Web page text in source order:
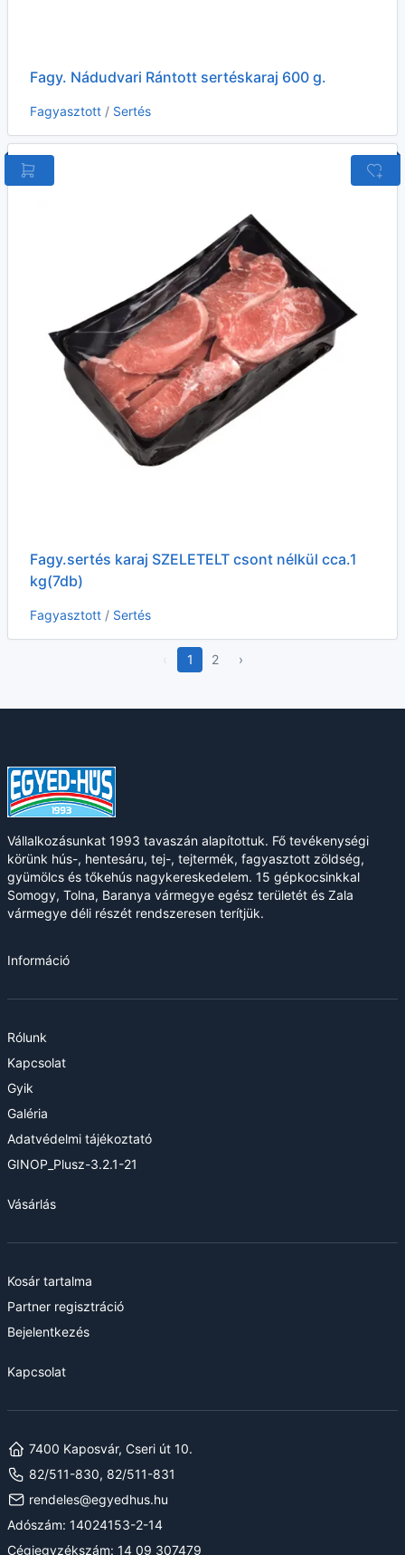
Fagy. Nádudvari Rántott sertéskaraj 600 g.
Fagyasztott / Sertés
Fagy.sertés karaj SZELETELT csont nélkül cca.1
kg(7db)
Fagyasztott / Sertés
‹ 1 2 ›
Vállalkozásunkat 1993 tavaszán alapítottuk. Fő tevékenységi
körünk hús-, hentesáru, tej-, tejtermék, fagyasztott zöldség,
gyümölcs és tőkehús nagykereskedelem. 15 gépkocsinkkal
Somogy, Tolna, Baranya vármegye egész területét és Zala
vármegye déli részét rendszeresen terítjük.
Információ
Rólunk
Kapcsolat
Gyik
Galéria
Adatvédelmi tájékoztató
GINOP_Plusz-3.2.1-21
Vásárlás
Kosár tartalma
Partner regisztráció
Bejelentkezés
Kapcsolat
7400 Kaposvár, Cseri út 10.
82/511-830, 82/511-831
rendeles@egyedhus.hu
Adószám: 14024153-2-14
Cégjegyzékszám: 14 09 307479